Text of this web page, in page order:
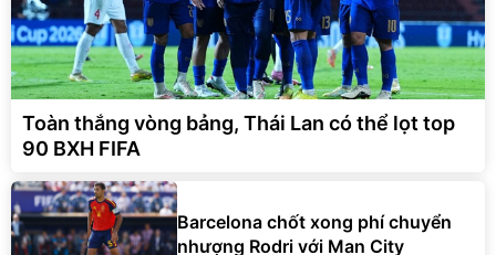
Toàn thắng vòng bảng, Thái Lan có thể lọt top
90 BXH FIFA
Barcelona chốt xong phí chuyển
nhượng Rodri với Man City